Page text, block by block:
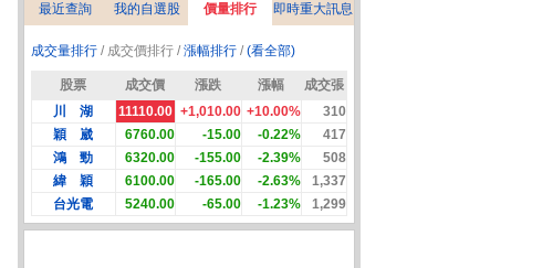
2025金融股配息 AI眼鏡概念股
降息概念股 儲能概念股 甲骨文概念股
股東會紀念品
最近查詢 我的自選股 價量排行 即時重大訊息
成交量排行/ 成交價排行 /漲幅排行/(看全部)
股票 成交價 漲跌 漲幅
成交張
川 湖
11110.00 +1,010.00 +10.00%
310
穎 崴
6760.00 -15.00 -0.22%
417
鴻 勁
6320.00 -155.00 -2.39%
508
緯 穎
6100.00 -165.00 -2.63%
1,337
台光電
5240.00 -65.00 -1.23% 1,299